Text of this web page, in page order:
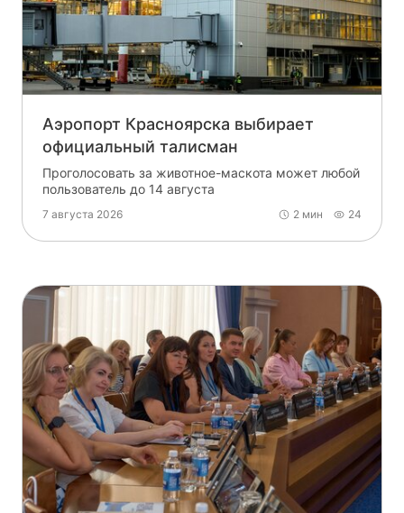
Аэропорт Красноярска выбирает
официальный талисман
Проголосовать за животное-маскота может любой
пользователь до 14 августа
7 августа 2026 2 мин 24